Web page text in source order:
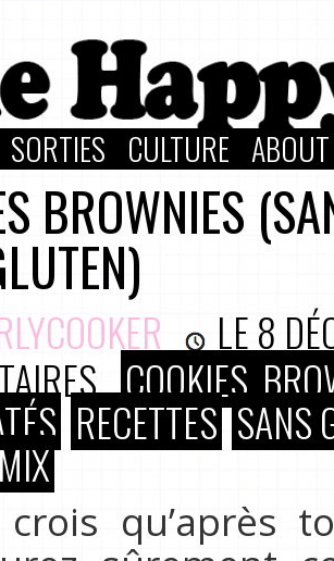
SORTIES CULTURE
BROWNIES
LE8
COOKIES,
RECETTES SANS
qu’après